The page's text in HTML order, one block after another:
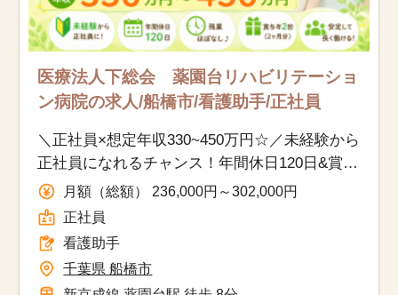
医療法人下総会 薬園台リハビリテーショ
ン病院の求人/船橋市/看護助手/正社員
＼正社員×想定年収330~450万円☆／未経験から
正社員になれるチャンス！年間休日120日&賞与
ありで長期的に働きたい方におすすめ◎
月額（総額） 236,000円～302,000円
正社員
看護助手
千葉県 船橋市